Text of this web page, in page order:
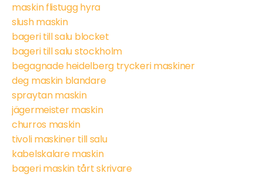
maskin flistugg hyra
slush maskin
bageri till salu blocket
bageri till salu stockholm
begagnade heidelberg tryckeri maskiner
deg maskin blandare
spraytan maskin
jägermeister maskin
churros maskin
tivoli maskiner till salu
kabelskalare maskin
bageri maskin tårt skrivare